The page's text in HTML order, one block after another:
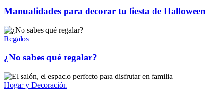
Manualidades para decorar tu fiesta de Halloween
Regalos
¿No sabes qué regalar?
Hogar y Decoración